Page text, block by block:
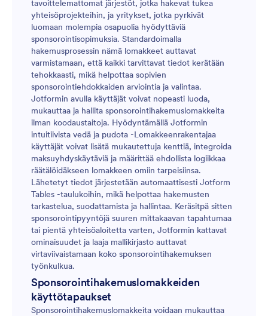
tavoittelemattomat järjestöt, jotka hakevat tukea
yhteisöprojekteihin, ja yritykset, jotka pyrkivät
luomaan molempia osapuolia hyödyttäviä
sponsorointisopimuksia. Standardoimalla
hakemusprosessin nämä lomakkeet auttavat
varmistamaan, että kaikki tarvittavat tiedot kerätään
tehokkaasti, mikä helpottaa sopivien
sponsorointiehdokkaiden arviointia ja valintaa.
Jotformin avulla käyttäjät voivat nopeasti luoda,
mukauttaa ja hallita sponsorointihakemuslomakkeita
ilman koodaustaitoja. Hyödyntämällä Jotformin
intuitiivista vedä ja pudota -Lomakkeenrakentajaa
käyttäjät voivat lisätä mukautettuja kenttiä, integroida
maksuyhdyskäytäviä ja määrittää ehdollista logiikkaa
räätälöidäkseen lomakkeen omiin tarpeisiinsa.
Lähetetyt tiedot järjestetään automaattisesti Jotform
Tables -taulukoihin, mikä helpottaa hakemusten
tarkastelua, suodattamista ja hallintaa. Keräsitpä sitten
sponsorointipyyntöjä suuren mittakaavan tapahtumaa
tai pientä yhteisöaloitetta varten, Jotformin kattavat
ominaisuudet ja laaja mallikirjasto auttavat
virtaviivaistamaan koko sponsorointihakemuksen
työnkulkua.
Sponsorointihakemuslomakkeiden
käyttötapaukset
Sponsorointihakemuslomakkeita voidaan mukauttaa